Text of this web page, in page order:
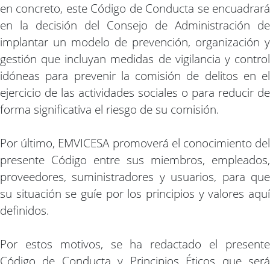
en concreto, este Código de Conducta se encuadrará
en la decisión del Consejo de Administración de
implantar un modelo de prevención, organización y
gestión que incluyan medidas de vigilancia y control
idóneas para prevenir la comisión de delitos en el
ejercicio de las actividades sociales o para reducir de
forma significativa el riesgo de su comisión.
Por último, EMVICESA promoverá el conocimiento del
presente Código entre sus miembros, empleados,
proveedores, suministradores y usuarios, para que
su situación se guíe por los principios y valores aquí
definidos.
Por estos motivos, se ha redactado el presente
Código de Conducta y Principios Éticos que será